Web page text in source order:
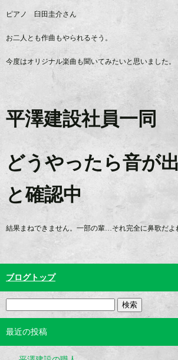
ピアノ 臼田圭介さん
お二人とも作曲もやられるそう。
今度はオリジナル楽曲も聞いてみたいと思いました。
平澤建設社員一同
どうやったら音が
と確認中
結果まねできません。一部の輩…それ完全に鼻歌だよ
ブログトップ
最近の投稿